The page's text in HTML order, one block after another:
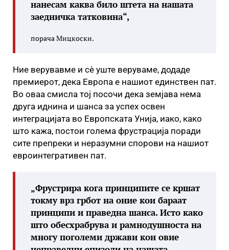
нанесам каква било штета на нашата
заедничка татковина“,
порача Мицкоски.
Ние верувавме и сè уште веруваме, додаде
премиерот, дека Европа е нашиот единствен пат.
Во оваа смисла тој посочи дека земјава нема
друга иднина и шанса за успех освен
интеграцијата во Европската Унија, иако, како
што кажа, постои голема фрустрација поради
сите препреки и неразумни спорови на нашиот
евроинтегративен пат.
„Фрустрира кога принципите се кршат
токму врз грбот на оние кои бараат
принципи и праведна шанса. Исто како
што обесхрабрува и рамнодушноста на
многу поголеми држави кон овие